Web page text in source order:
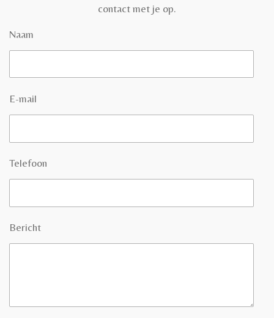
contact met je op.
Naam
E-mail
Telefoon
Bericht